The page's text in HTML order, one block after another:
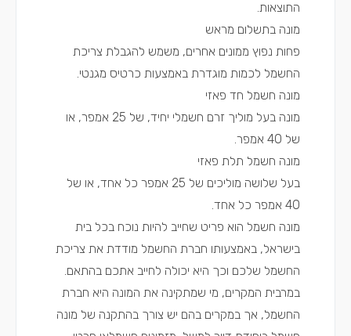
התוצאות.
מונה בתשלום מראש
פחות נפוץ ממונים אחרים, משמש להגבלת צריכת
החשמל לכמות מוגדרת באמצעות כרטיס מגנטי.
מונה חשמל חד פאזי
מונה בעל מוליך זרם חשמלי יחיד, של 25 אמפר, או
של 40 אמפר.
מונה חשמל תלת פאזי
בעל שלושה מוליכים של 25 אמפר כל אחד, או של
40 אמפר כל אחד.
מונה חשמל הוא פריט שחייב להיות נוכח בכל בית
בישראל, באמצעותו חברת החשמל מודדת את צריכת
החשמל שלכם וכך היא יכולה לחייב אתכם בהתאם.
במרבית המקרים, מי שמתקינה את המונה היא חברת
החשמל, אך במקרים בהם יש צורך בהתקנה של מונה